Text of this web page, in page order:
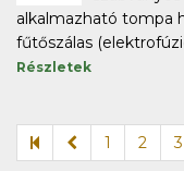
alkalmazható tompa
fűtőszálas
Részletek
1 2 3